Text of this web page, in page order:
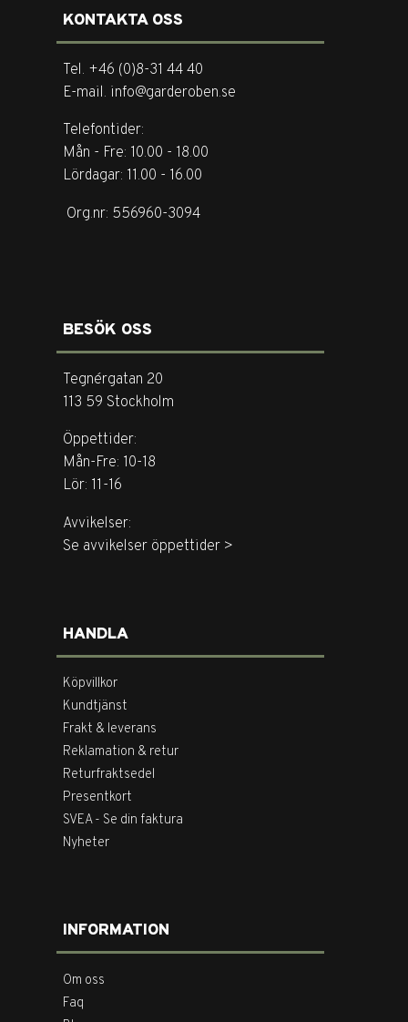
KONTAKTA OSS
Tel. +46 (0)8-31 44 40
E-mail. info@garderoben.se
Telefontider:
Mån - Fre: 10.00 - 18.00
Lördagar: 11.00 - 16.00
Org.nr: 556960-3094
BESÖK OSS
Tegnérgatan 20
113 59 Stockholm
Öppettider:
Mån-Fre: 10-18
Lör: 11-16
Avvikelser:
Se avvikelser öppettider >
HANDLA
Köpvillkor
Kundtjänst
Frakt & leverans
Reklamation & retur
Returfraktsedel
Presentkort
SVEA - Se din faktura
Nyheter
INFORMATION
Om oss
Faq